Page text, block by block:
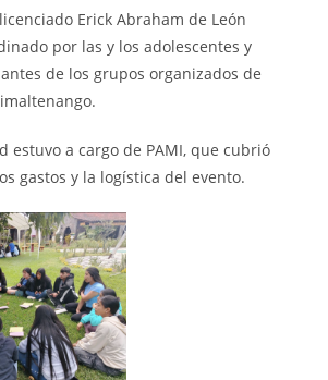
Erick Abraham de León
por las y los adolescentes y
de los grupos organizados de
estuvo a cargo de PAMI, que cubrió
gastos y la logística del evento.